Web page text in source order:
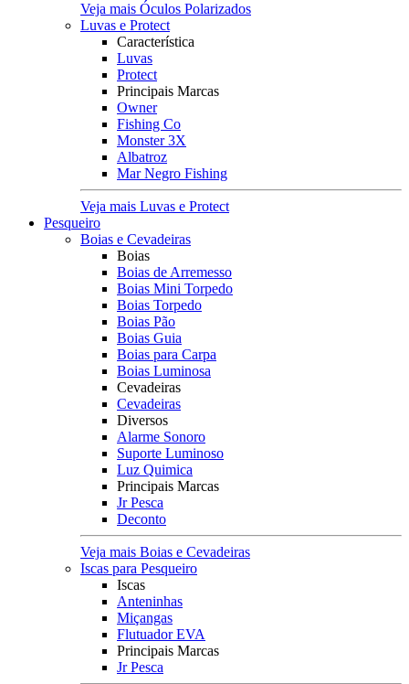
Veja mais Óculos Polarizados
Luvas e Protect
Característica
Luvas
Protect
Principais Marcas
Owner
Fishing Co
Monster 3X
Albatroz
Mar Negro Fishing
Veja mais Luvas e Protect
Pesqueiro
Boias e Cevadeiras
Boias
Boias de Arremesso
Boias Mini Torpedo
Boias Torpedo
Boias Pão
Boias Guia
Boias para Carpa
Boias Luminosa
Cevadeiras
Cevadeiras
Diversos
Alarme Sonoro
Suporte Luminoso
Luz Quimica
Principais Marcas
Jr Pesca
Deconto
Veja mais Boias e Cevadeiras
Iscas para Pesqueiro
Iscas
Anteninhas
Miçangas
Flutuador EVA
Principais Marcas
Jr Pesca